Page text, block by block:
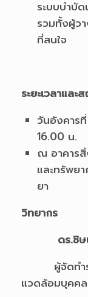
ระบบบำบั
รวมทั้งผู้ว
ที่สนใจ
ระยะเวลาและ
วันอังคาร
16.00 น.
ณ อาคาร
และทรัพย
ยา
วิทยากร
ดร.ชิ
ผู้จัดทำราย
แวดล้อมบุคค